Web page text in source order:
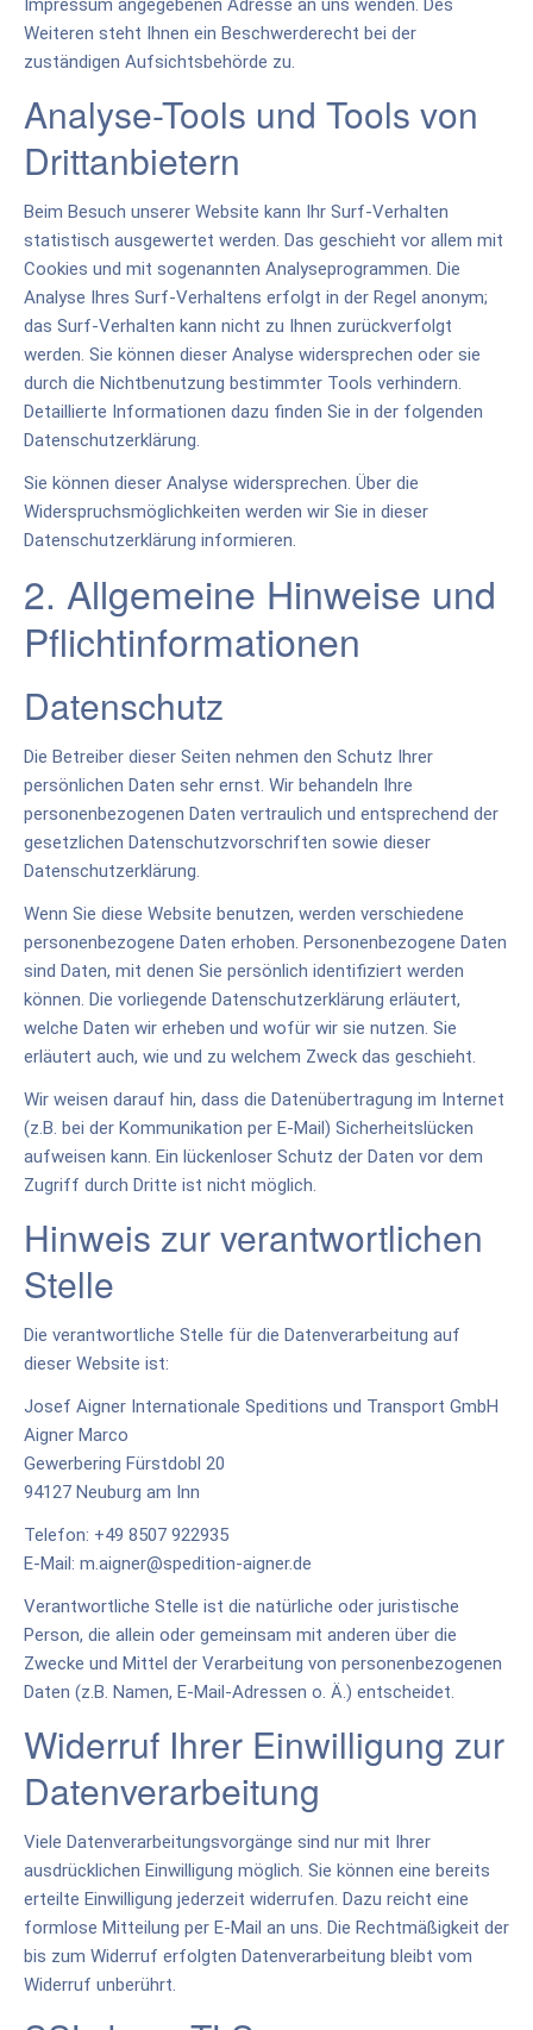
Weiteren steht Ihnen ein Beschwerderecht bei der
zuständigen Aufsichtsbehörde zu.
Analyse-Tools und Tools von
Drittanbietern
Beim Besuch unserer Website kann Ihr Surf-Verhalten
statistisch ausgewertet werden. Das geschieht vor allem mit
Cookies und mit sogenannten Analyseprogrammen. Die
Analyse Ihres Surf-Verhaltens erfolgt in der Regel anonym;
das Surf-Verhalten kann nicht zu Ihnen zurückverfolgt
werden. Sie können dieser Analyse widersprechen oder sie
durch die Nichtbenutzung bestimmter Tools verhindern.
Detaillierte Informationen dazu finden Sie in der folgenden
Datenschutzerklärung.
Sie können dieser Analyse widersprechen. Über die
Widerspruchsmöglichkeiten werden wir Sie in dieser
Datenschutzerklärung informieren.
2. Allgemeine Hinweise und
Pflichtinformationen
Datenschutz
Die Betreiber dieser Seiten nehmen den Schutz Ihrer
persönlichen Daten sehr ernst. Wir behandeln Ihre
personenbezogenen Daten vertraulich und entsprechend der
gesetzlichen Datenschutzvorschriften sowie dieser
Datenschutzerklärung.
Wenn Sie diese Website benutzen, werden verschiedene
personenbezogene Daten erhoben. Personenbezogene Daten
sind Daten, mit denen Sie persönlich identifiziert werden
können. Die vorliegende Datenschutzerklärung erläutert,
welche Daten wir erheben und wofür wir sie nutzen. Sie
erläutert auch, wie und zu welchem Zweck das geschieht.
Wir weisen darauf hin, dass die Datenübertragung im Internet
(z.B. bei der Kommunikation per E-Mail) Sicherheitslücken
aufweisen kann. Ein lückenloser Schutz der Daten vor dem
Zugriff durch Dritte ist nicht möglich.
Hinweis zur verantwortlichen
Stelle
Die verantwortliche Stelle für die Datenverarbeitung auf
dieser Website ist:
Josef Aigner Internationale Speditions und Transport GmbH
Aigner Marco
Gewerbering Fürstdobl 20
94127 Neuburg am Inn
Telefon: +49 8507 922935
E-Mail: m.aigner@spedition-aigner.de
Verantwortliche Stelle ist die natürliche oder juristische
Person, die allein oder gemeinsam mit anderen über die
Zwecke und Mittel der Verarbeitung von personenbezogenen
Daten (z.B. Namen, E-Mail-Adressen o. Ä.) entscheidet.
Widerruf Ihrer Einwilligung zur
Datenverarbeitung
Viele Datenverarbeitungsvorgänge sind nur mit Ihrer
ausdrücklichen Einwilligung möglich. Sie können eine bereits
erteilte Einwilligung jederzeit widerrufen. Dazu reicht eine
formlose Mitteilung per E-Mail an uns. Die Rechtmäßigkeit der
bis zum Widerruf erfolgten Datenverarbeitung bleibt vom
Widerruf unberührt.